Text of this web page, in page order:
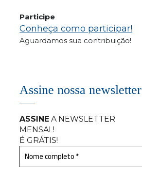
Participe
Conheça como participar!
Aguardamos sua contribuição!
Assine nossa newsletter
ASSINE A NEWSLETTER
MENSAL!
É GRÁTIS!